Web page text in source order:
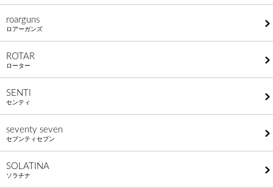
roarguns
ロアーガンズ
ROTAR
ローター
SENTI
センティ
seventy seven
セブンティセブン
SOLATINA
ソラチナ